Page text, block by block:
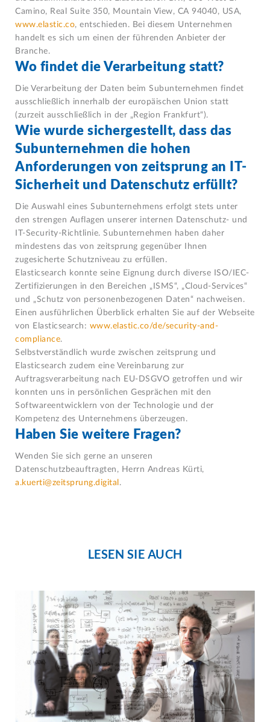
Camino, Real Suite 350, Mountain View, CA 94040, USA,
www.elastic.co, entschieden. Bei diesem Unternehmen
handelt es sich um einen der führenden Anbieter der
Branche.
Wo findet die Verarbeitung statt?
Die Verarbeitung der Daten beim Subunternehmen findet
ausschließlich innerhalb der europäischen Union statt
(zurzeit ausschließlich in der „Region Frankfurt“).
Wie wurde sichergestellt, dass das
Subunternehmen die hohen
Anforderungen von zeitsprung an IT-
Sicherheit und Datenschutz erfüllt?
Die Auswahl eines Subunternehmens erfolgt stets unter
den strengen Auflagen unserer internen Datenschutz- und
IT-Security-Richtlinie. Subunternehmen haben daher
mindestens das von zeitsprung gegenüber Ihnen
zugesicherte Schutzniveau zu erfüllen.
Elasticsearch konnte seine Eignung durch diverse ISO/IEC-
Zertifizierungen in den Bereichen „ISMS“, „Cloud-Services“
und „Schutz von personenbezogenen Daten“ nachweisen.
Einen ausführlichen Überblick erhalten Sie auf der Webseite
von Elasticsearch: www.elastic.co/de/security-and-
compliance.
Selbstverständlich wurde zwischen zeitsprung und
Elasticsearch zudem eine Vereinbarung zur
Auftragsverarbeitung nach EU-DSGVO getroffen und wir
konnten uns in persönlichen Gesprächen mit den
Softwareentwicklern von der Technologie und der
Kompetenz des Unternehmens überzeugen.
Haben Sie weitere Fragen?
Wenden Sie sich gerne an unseren
Datenschutzbeauftragten, Herrn Andreas Kürti,
a.kuerti@zeitsprung.digital .
LESEN SIE AUCH